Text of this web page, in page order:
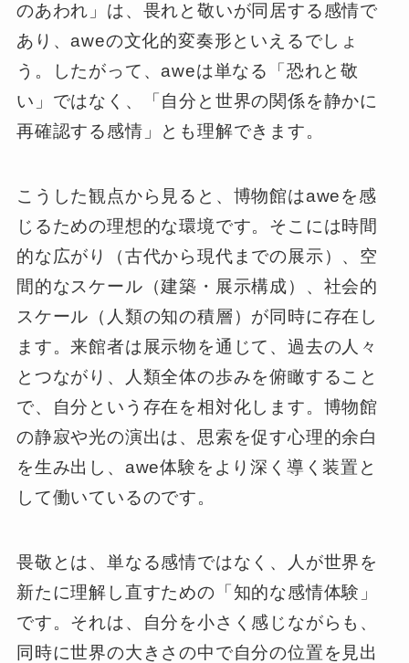
のあわれ」は、畏れと敬いが同居する感情で
あり、aweの文化的変奏形といえるでしょ
う。したがって、aweは単なる「恐れと敬
い」ではなく、「自分と世界の関係を静かに
再確認する感情」とも理解できます。
こうした観点から見ると、博物館はaweを感
じるための理想的な環境です。そこには時間
的な広がり（古代から現代までの展示）、空
間的なスケール（建築・展示構成）、社会的
スケール（人類の知の積層）が同時に存在し
ます。来館者は展示物を通じて、過去の人々
とつながり、人類全体の歩みを俯瞰すること
で、自分という存在を相対化します。博物館
の静寂や光の演出は、思索を促す心理的余白
を生み出し、awe体験をより深く導く装置と
して働いているのです。
畏敬とは、単なる感情ではなく、人が世界を
新たに理解し直すための「知的な感情体験」
です。それは、自分を小さく感じながらも、
同時に世界の大きさの中で自分の位置を見出